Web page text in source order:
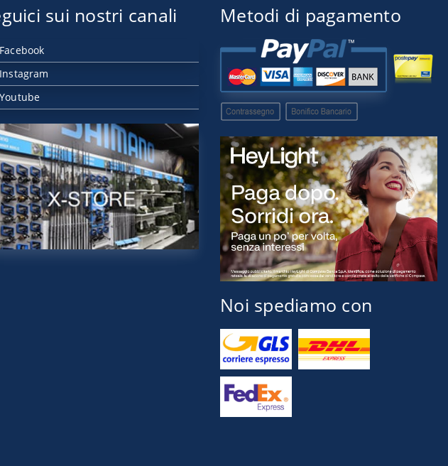
sui nostri canali
Facebook
Instagram
Youtube
Metodi di pagamento
Noi spediamo con